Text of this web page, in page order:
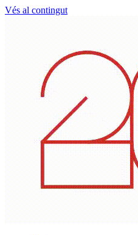
Vés al contingut